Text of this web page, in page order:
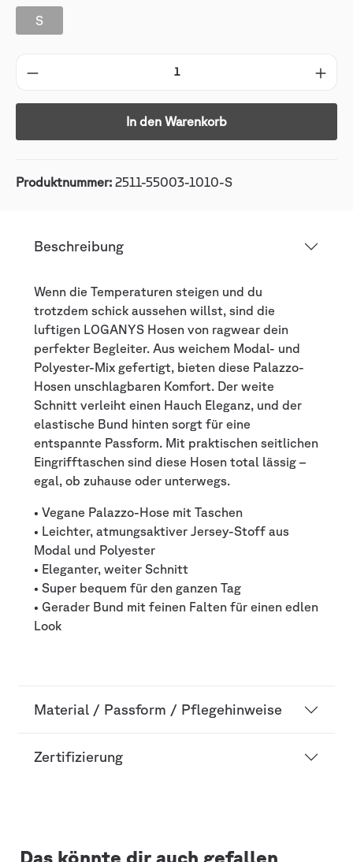
S
In den Warenkorb
Produktnummer: 2511-55003-1010-S
Beschreibung
Wenn die Temperaturen steigen und du
trotzdem schick aussehen willst, sind die
luftigen LOGANYS Hosen von ragwear dein
perfekter Begleiter. Aus weichem Modal- und
Polyester-Mix gefertigt, bieten diese Palazzo-
Hosen unschlagbaren Komfort. Der weite
Schnitt verleiht einen Hauch Eleganz, und der
elastische Bund hinten sorgt für eine
entspannte Passform. Mit praktischen seitlichen
Eingrifftaschen sind diese Hosen total lässig –
egal, ob zuhause oder unterwegs.
• Vegane Palazzo-Hose mit Taschen
• Leichter, atmungsaktiver Jersey-Stoff aus
Modal und Polyester
• Eleganter, weiter Schnitt
• Super bequem für den ganzen Tag
• Gerader Bund mit feinen Falten für einen edlen
Look
Material / Passform / Pflegehinweise
Zertifizierung
Das könnte dir auch gefallen